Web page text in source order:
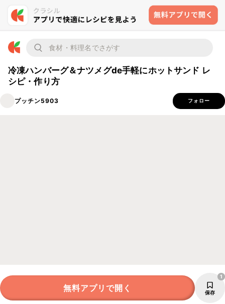
冷凍ハンバーグ＆ナツメグde手軽にホットサンド レ
シピ・作り方
プッチン5903 フォロー
無料アプリで開く 保存
1